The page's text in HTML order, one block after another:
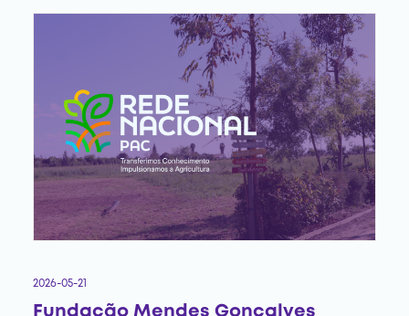
2026-05-21
Fundação Mendes Gonçalves